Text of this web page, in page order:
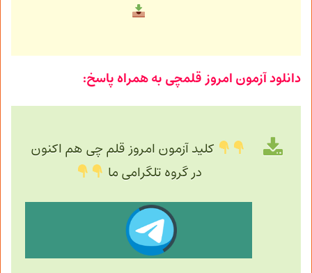
دانلود آزمون امروز قلمچی به همراه پاسخ:
کلید آزمون امروز قلم چی هم اکنون
در گروه تلگرامی ما